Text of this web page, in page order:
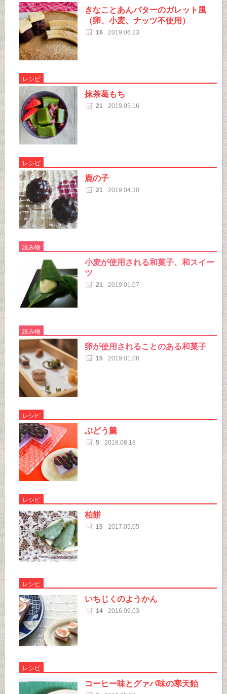
きなことあんバターのガレット風
（卵、小麦、ナッツ不使用）
16 2019.06.23
レシピ
抹茶葛もち
21 2019.05.16
レシピ
鹿の子
21 2019.04.30
読み物
小麦が使用される和菓子、和スイー
ツ
21 2019.01.07
読み物
卵が使用されることのある和菓子
15 2019.01.06
レシピ
ぶどう羹
5 2018.08.18
レシピ
柏餅
15 2017.05.05
レシピ
いちじくのようかん
14 2016.09.03
レシピ
コーヒー味とグァバ味の寒天飴